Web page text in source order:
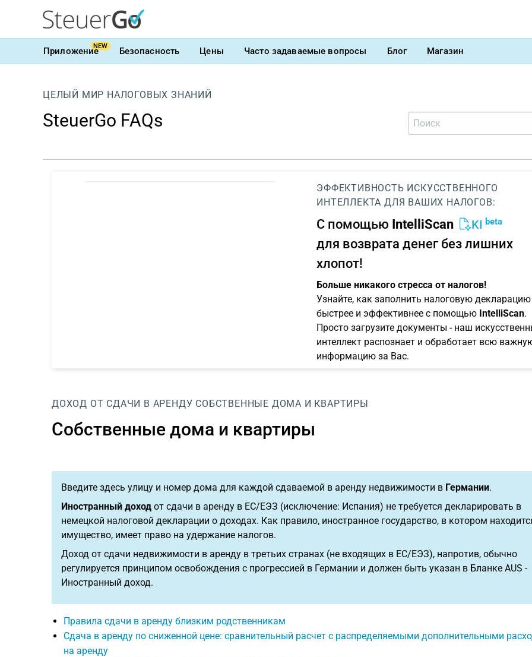
ПриложениеNEW Безопасность Цены Часто задаваемые вопросы Блог Магазин
ЦЕЛЫЙ МИР НАЛОГОВЫХ ЗНАНИЙ
SteuerGo FAQs
ЭФФЕКТИВНОСТЬ ИСКУССТВЕННОГО
ИНТЕЛЛЕКТА ДЛЯ ВАШИХ НАЛОГОВ:
С помощью IntelliScan KI beta
для возврата денег без лишних
хлопот!
Больше никакого стресса от налогов!
Узнайте, как заполнить налоговую декларацию
быстрее и эффективнее с помощью IntelliScan.
Просто загрузите документы - наш
интеллект распознает и обработает всю
информацию за Вас.
ДОХОД ОТ СДАЧИ В АРЕНДУ СОБСТВЕННЫЕ ДОМА И КВАРТИРЫ
Собственные дома и квартиры
Введите здесь улицу и номер дома для каждой сдаваемой в аренду недвижимости в Германии.
Иностранный доход от сдачи в аренду в ЕС/ЕЭЗ (исключение: Испания) не требуется декларировать в
немецкой налоговой декларации о доходах. Как правило, иностранное государство, в котором
имущество, имеет право на удержание налогов.
Доход от сдачи недвижимости в аренду в третьих странах (не входящих в ЕС/ЕЭЗ), напротив, обычно
регулируется принципом освобождения с прогрессией в Германии и должен быть указан в Бланке AUS -
Иностранный доход.
Правила сдачи в аренду близким родственникам
Сдача в аренду по сниженной цене: сравнительный расчет с распределяемыми дополнительными
на аренду